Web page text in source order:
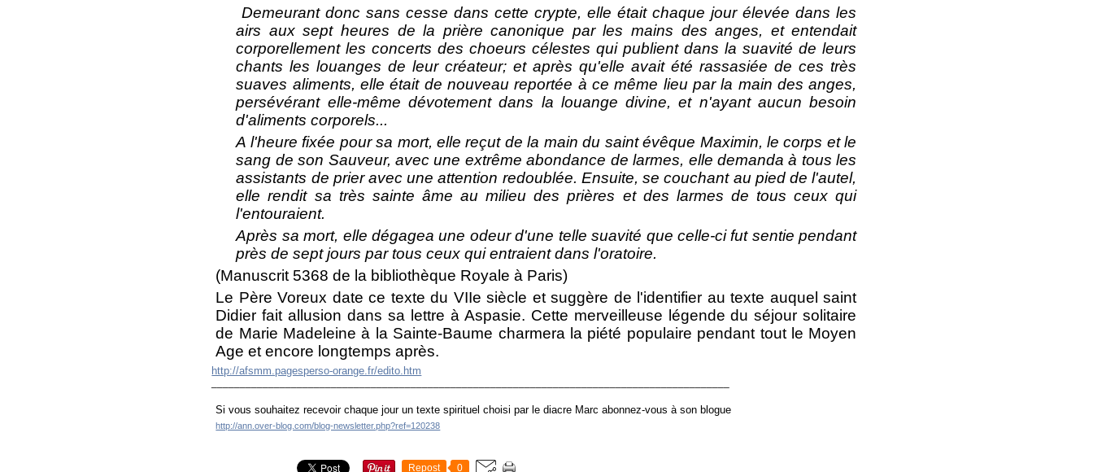
Demeurant donc sans cesse dans cette crypte, elle était chaque jour élevée dans les
airs aux sept heures de la prière canonique par les mains des anges, et entendait
corporellement les concerts des choeurs célestes qui publient dans la suavité de leurs
chants les louanges de leur créateur; et après qu'elle avait été rassasiée de ces très
suaves aliments, elle était de nouveau reportée à ce même lieu par la main des anges,
persévérant elle-même dévotement dans la louange divine, et n'ayant aucun besoin
d'aliments corporels...
A l'heure fixée pour sa mort, elle reçut de la main du saint évêque Maximin, le corps et le
sang de son Sauveur, avec une extrême abondance de larmes, elle demanda à tous les
assistants de prier avec une attention redoublée. Ensuite, se couchant au pied de l'autel,
elle rendit sa très sainte âme au milieu des prières et des larmes de tous ceux qui
l'entouraient.
Après sa mort, elle dégagea une odeur d'une telle suavité que celle-ci fut sentie pendant
près de sept jours par tous ceux qui entraient dans l'oratoire.
(Manuscrit 5368 de la bibliothèque Royale à Paris)
Le Père Voreux date ce texte du VIIe siècle et suggère de l'identifier au texte auquel saint
Didier fait allusion dans sa lettre à Aspasie. Cette merveilleuse légende du séjour solitaire
de Marie Madeleine à la Sainte-Baume charmera la piété populaire pendant tout le Moyen
Age et encore longtemps après.
http://afsmm.pagesperso-orange.fr/edito.htm
Si vous souhaitez recevoir chaque jour un texte spirituel choisi par le diacre Marc abonnez-vous à son blogue
http://ann.over-blog.com/blog-newsletter.php?ref=120238
Repost 0